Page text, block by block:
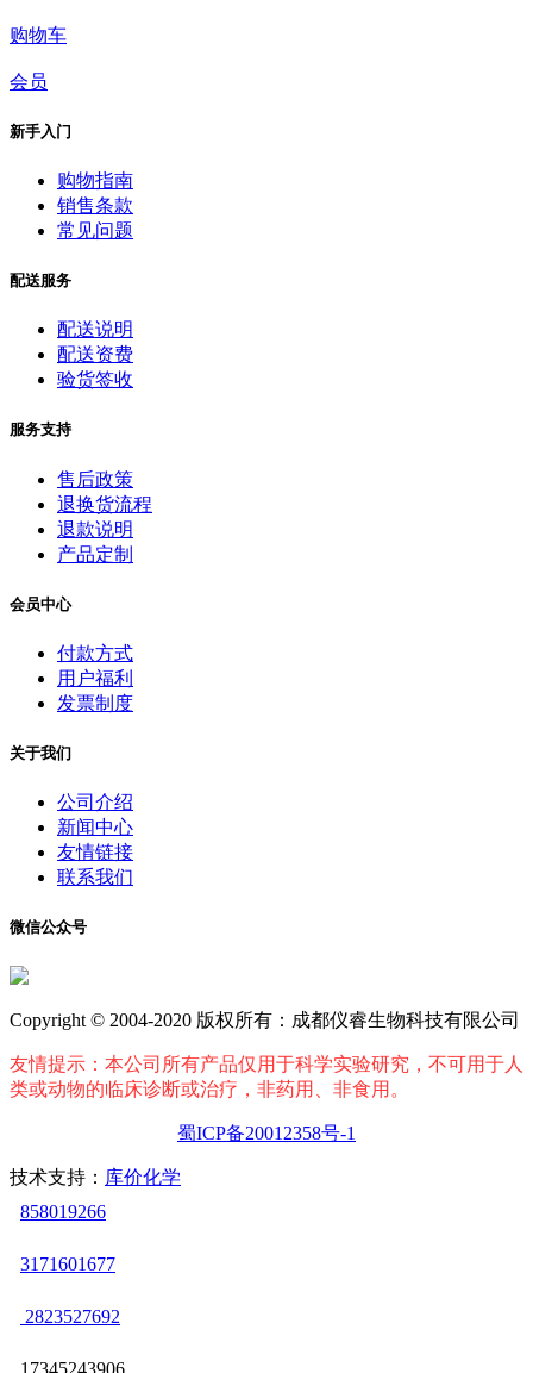
购物车
会员
新手入门
购物指南
销售条款
常见问题
配送服务
配送说明
配送资费
验货签收
服务支持
售后政策
退换货流程
退款说明
产品定制
会员中心
付款方式
用户福利
发票制度
关于我们
公司介绍
新闻中心
友情链接
联系我们
微信公众号
Copyright © 2004-2020 版权所有：成都仪睿生物科技有限公司
友情提示：本公司所有产品仅用于科学实验研究，不可用于人
类或动物的临床诊断或治疗，非药用、非食用。
蜀ICP备20012358号-1
技术支持： 库价化学
858019266
3171601677
2823527692
17345243906